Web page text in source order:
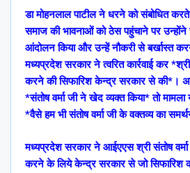
डा मोहनलाल पाटील ने धरने को संबोधित
समाज की भावनाओं को ठेस पहुंचाने पर उन्होंने
आंदोलन किया और उन्हें नौकरी से बर्खास्त
मध्यप्रदेश सरकार ने त्वरित कार्रवाई कर *श्री
करने की सिफारिश केन्द्र सरकार से की*।
*संतोष वर्मा जी ने खेद व्यक्त किया* तो मामला
*वैसे हम भी संतोष वर्मा जी के वक्तव्य का
मध्यप्रदेश सरकार ने आईएएस श्री संतोष वर्मा
करने के लिये केन्द्र सरकार से जो सिफारिश